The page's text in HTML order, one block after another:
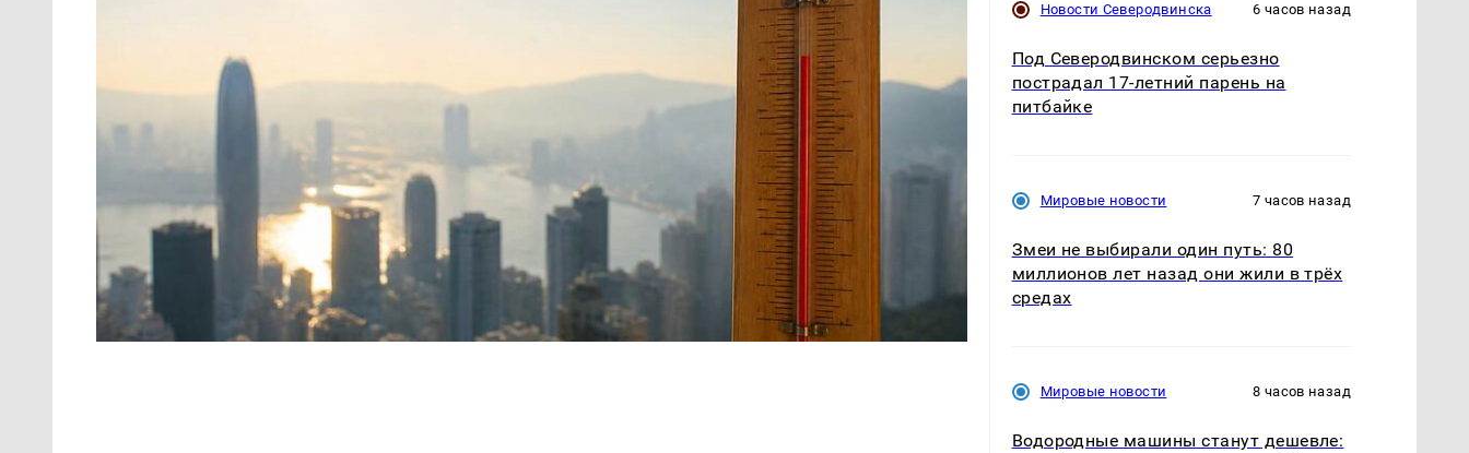
Новости Северодвинска 6 часов назад
Под Северодвинском серьезно
пострадал 17-летний парень на
питбайке
Мировые новости 7 часов назад
Змеи не выбирали один путь: 80
миллионов лет назад они жили в трёх
средах
Мировые новости 8 часов назад
Водородные машины станут дешевле: